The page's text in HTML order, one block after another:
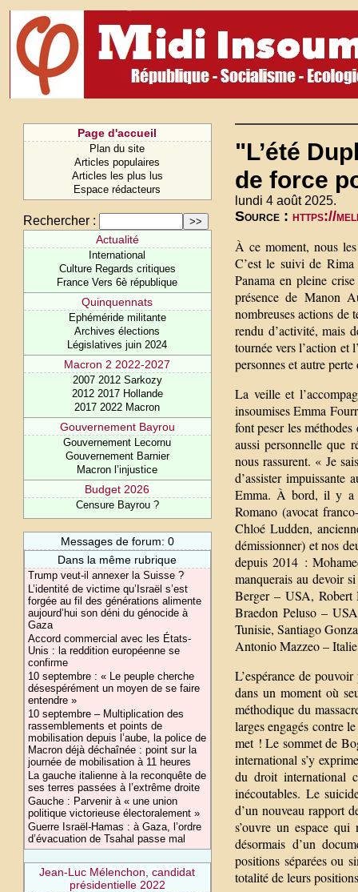
Page d'accueil
Plan du site
Articles populaires
Articles les plus lus
Espace rédacteurs
Rechercher :
Actualité
International
Culture Regards critiques
France Vers 6è république
Quinquennats
Ephéméride militante
Archives élections
Législatives juin 2024
Macron 2 2022-2027
2007 2012 Sarkozy
2012 2017 Hollande
2017 2022 Macron
Gouvernement Bayrou
Gouvernement Lecornu
Gouvernement Barnier
Macron l’injustice
Budget 2026
Censure Bayrou ?
Messages de forum: 0
Dans la même rubrique
Trump veut-il annexer la Suisse ?
L’identité de victime qu’Israël s’est
forgée au fil des générations alimente
aujourd’hui son déni du génocide à
Gaza
Accord commercial avec les États-
Unis : la reddition européenne se
confirme
10 septembre : « Le peuple cherche
désespérément un moyen de se faire
entendre »
10 septembre – Multiplication des
rassemblements et points de
mobilisation depuis l’aube, la police de
Macron déjà déchaînée : point sur la
journée de mobilisation à 11 heures
La gauche italienne à la reconquête de
ses terres passées à l’extrême droite
Gauche : Parvenir à « une union
politique victorieuse électoralement »
Guerre Israël-Hamas : à Gaza, l’ordre
d’évacuation de Tsahal passe mal
Jean-Luc Mélenchon, candidat
présidentielle 2022
"L’été
de force
lundi 4 août 2025.
Source : https://
À ce moment, nous
C’est le suivi de
Panama en pleine
présence de Manon
nombreuses actions de
rendu d’activité, mais
tournée vers l’action et
personnes et autre
La veille et
insoumises Emma
font peser les
aussi personnelle que
nous rassurent. « Je
d’assister
Emma. À bord, il y a
Romano (avocat
Chloé Ludden,
démissionner) et nos
depuis 2014 :
manquerais au devoir
Berger – USA,
Braedon Peluso –
Tunisie, Santiago
Antonio Mazzeo –
L’espérance de
dans un moment où
méthodique du
larges engagés contre
met ! Le sommet de
international s’y
du droit international
inécoutables. Le
d’un nouveau rapport
s’ouvre un espace
désormais d’un
positions séparées ou
totalité de leurs